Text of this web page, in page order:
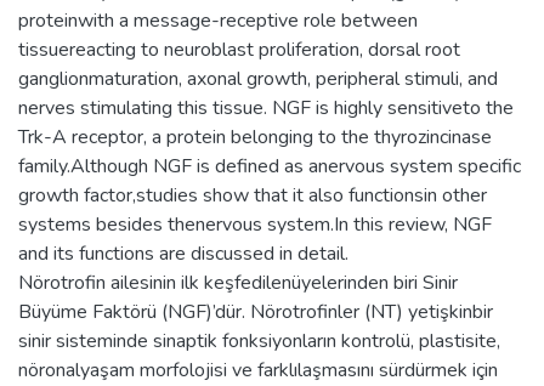
proteinwith a message-receptive role between
tissuereacting to neuroblast proliferation, dorsal root
ganglionmaturation, axonal growth, peripheral stimuli, and
nerves stimulating this tissue. NGF is highly sensitiveto the
Trk-A receptor, a protein belonging to the thyrozincinase
family.Although NGF is defined as anervous system specific
growth factor,studies show that it also functionsin other
systems besides thenervous system.In this review, NGF
and its functions are discussed in detail.
Nörotrofin ailesinin ilk keşfedilenüyelerinden biri Sinir
Büyüme Faktörü (NGF)’dür. Nörotrofinler (NT) yetişkinbir
sinir sisteminde sinaptik fonksiyonların kontrolü, plastisite,
nöronalyaşam morfolojisi ve farklılaşmasını sürdürmek için